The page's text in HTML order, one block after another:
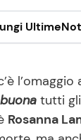
l’omaggio
tutti
Rosanna